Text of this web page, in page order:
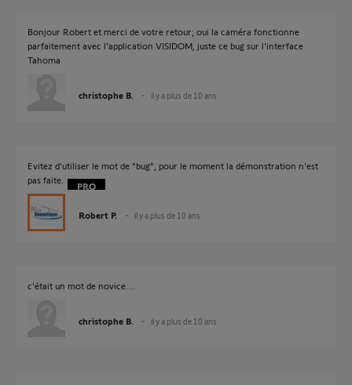
Bonjour Robert et merci de votre retour; oui la caméra fonctionne
parfaitement avec l'application VISIDOM, juste ce bug sur l'interface
Tahoma
christophe B. il y a plus de 10 ans
Evitez d'utiliser le mot de "bug", pour le moment la démonstration n'est
pas faite.
Robert P. il y a plus de 10 ans
c'était un mot de novice....
christophe B. il y a plus de 10 ans